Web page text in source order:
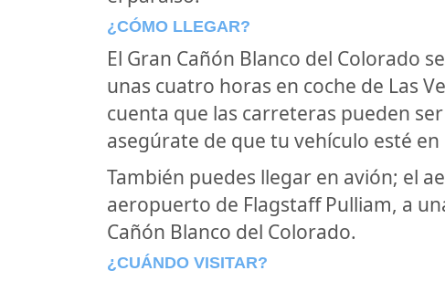
¿CÓMO LLEGAR?
El Gran Cañón Blanco del Colorado
unas cuatro horas en coche de Las
cuenta que las carreteras pueden
asegúrate de que tu vehículo esté
También puedes llegar en avión; el
aeropuerto de Flagstaff Pulliam, a
Cañón Blanco del Colorado.
¿CUÁNDO VISITAR?